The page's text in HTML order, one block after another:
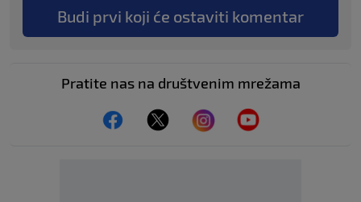
Budi prvi koji će ostaviti komentar
Pratite nas na društvenim mrežama